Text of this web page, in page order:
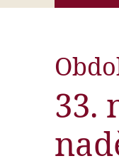
33.